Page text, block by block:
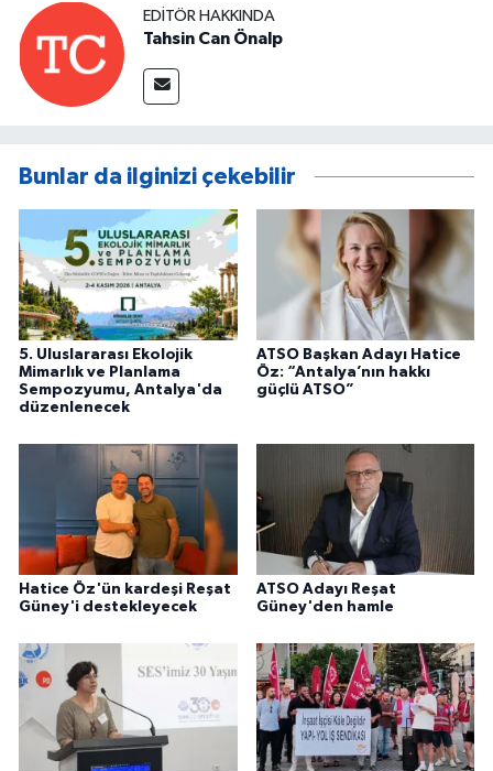
EDITÖR HAKKINDA
Tahsin Can Önalp
Bunlar da ilginizi çekebilir
5. Uluslararası Ekolojik
Mimarlık ve Planlama
Sempozyumu, Antalya'da
düzenlenecek
ATSO Başkan Adayı Hatice
Öz: “Antalya’nın hakkı
güçlü ATSO”
Hatice Öz'ün kardeşi Reşat
Güney'i destekleyecek
ATSO Adayı Reşat
Güney'den hamle